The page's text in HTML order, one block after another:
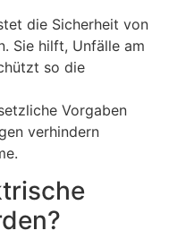
die Sicherheit von
Sie hilft, Unfälle am
so die
Vorgaben
verhindern